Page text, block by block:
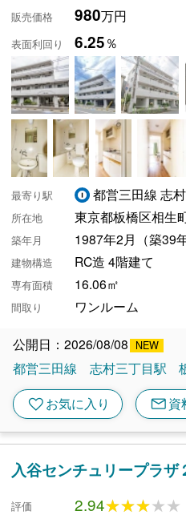
販売価格 980万円
表面利回り 6.25％
最寄り駅 都営三田線 志
所在地 東京都板橋区相生
築年月 1987年2月（築39年
建物構造 RC造 4階建て
専有面積 16.06㎡
間取り ワンルーム
公開日：2026/08/08
都営三田線
志村三丁目駅
favoriteお気に入り mail資
入谷センチュリープラザ
評価 2.94★★★★★
★★★★★